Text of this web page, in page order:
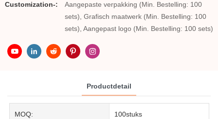
Customization-:
Aangepaste verpakking (Min. Bestelling: 100
sets), Grafisch maatwerk (Min. Bestelling: 100
sets), Aangepast logo (Min. Bestelling: 100 sets)
Productdetail
MOQ: 100stuks